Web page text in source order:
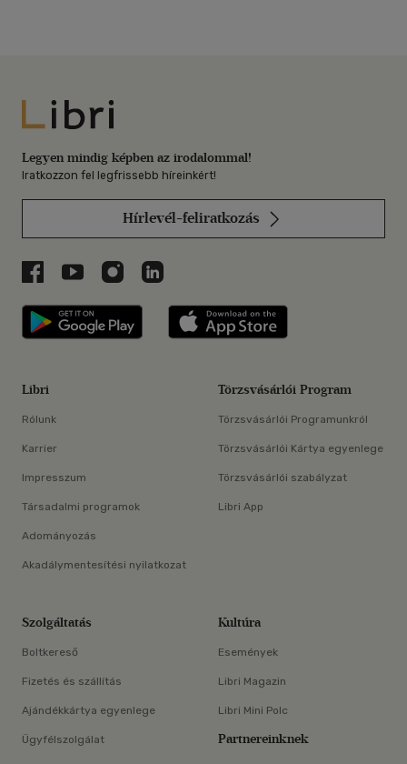
Libri
Legyen mindig képben az irodalommal!
Iratkozzon fel legfrissebb híreinkért!
Hírlevél-feliratkozás
Libri a Facebookon
Libri a Youtube-on
Libri az Instagramon
Libri a LinkedInen
Libri applikáció Szerezd meg: Google
Libri
Rólunk
Karrier
Impresszum
Társadalmi programok
Adományozás
Akadálymentesítési nyilatkozat
Törzsvásárlói Program
Törzsvásárlói Programunkról
Törzsvásárlói Kártya egyenlege
Törzsvásárlói szabályzat
Libri App
Szolgáltatás
Boltkereső
Fizetés és szállítás
Ajándékkártya egyenlege
Ügyfélszolgálat
Kultúra
Események
Libri Magazin
Libri Mini Polc
Partnereinknek